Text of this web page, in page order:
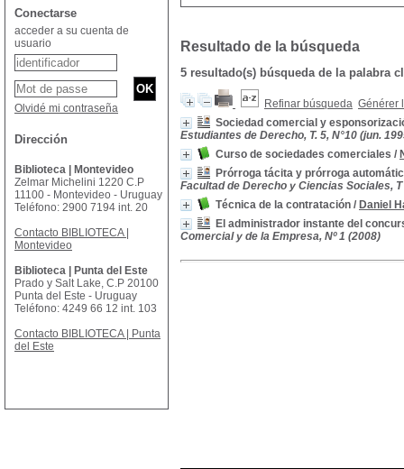
Resultado de la búsqueda
5 resultado(s) búsqueda de la palabra
Refinar búsqueda Générer
Sociedad comercial y
Estudiantes de Derecho, T. 5, N°10 (jun.
Curso de sociedades comerciales /
Prórroga tácita y prórroga
Facultad de Derecho y Ciencias Sociales, T
Técnica de la contratación / Daniel
El administrador instante del
Comercial y de la Empresa, Nº 1 (2008)
Conectarse
acceder a su cuenta de
usuario
Olvidé mi contraseña
Dirección
Biblioteca | Montevideo
Zelmar Michelini 1220 C.P
11100 - Montevideo - Uruguay
Teléfono: 2900 7194 int. 20
Contacto BIBLIOTECA |
Montevideo
Biblioteca | Punta del Este
Prado y Salt Lake, C.P 20100
Punta del Este - Uruguay
Teléfono: 4249 66 12 int. 103
Contacto BIBLIOTECA | Punta
del Este